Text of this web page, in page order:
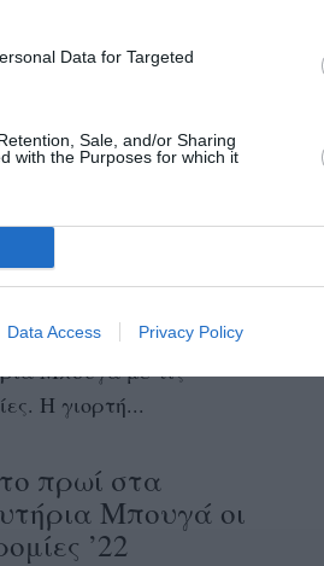
Data for Targeted
Sale, and/or Sharing
with the Purposes for which it
Data Access Privacy Policy
Μπουγά: «Μ’
στον κόσμο
Βιβλίου
ακόμη μια χρονιά στα
Μπουγά με τις
Η γιορτή...
πρωί στα
Μπουγά οι
’22